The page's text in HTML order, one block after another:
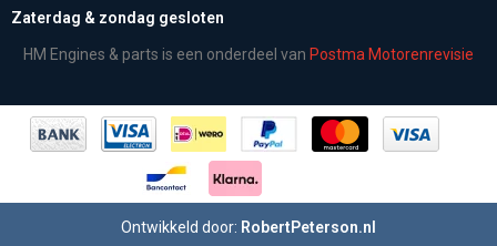
Zaterdag & zondag gesloten
HM Engines & parts is een onderdeel van Postma Motorenrevisie
Ontwikkeld door: RobertPeterson.nl